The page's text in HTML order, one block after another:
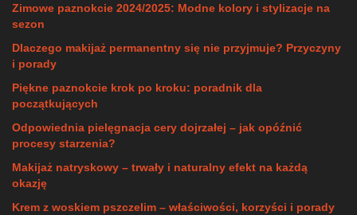
Zimowe paznokcie 2024/2025: Modne kolory i stylizacje na
sezon
Dlaczego makijaż permanentny się nie przyjmuje? Przyczyny
i porady
Piękne paznokcie krok po kroku: poradnik dla
początkujących
Odpowiednia pielęgnacja cery dojrzałej – jak opóźnić
procesy starzenia?
Makijaż natryskowy – trwały i naturalny efekt na każdą
okazję
Krem z woskiem pszczelim – właściwości, korzyści i porady